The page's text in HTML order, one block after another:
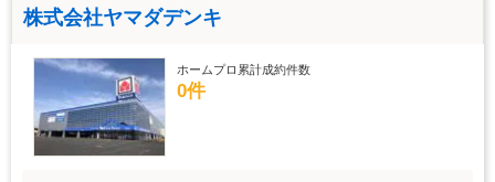
株式会社ヤマダデンキ
ホームプロ累計成約件数
0件